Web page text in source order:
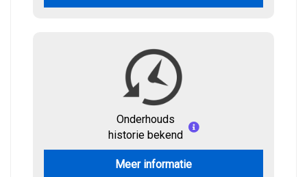
Onderhouds
historie bekend
Meer informatie